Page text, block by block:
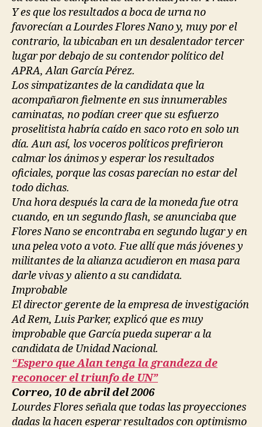
Y es que los resultados a boca de urna no
favorecían a Lourdes Flores Nano y, muy por el
contrario, la ubicaban en un desalentador tercer
lugar por debajo de su contendor político del
APRA, Alan García Pérez.
Los simpatizantes de la candidata que la
acompañaron fielmente en sus innumerables
caminatas, no podían creer que su esfuerzo
proselitista habría caído en saco roto en solo un
día. Aun así, los voceros políticos prefirieron
calmar los ánimos y esperar los resultados
oficiales, porque las cosas parecían no estar del
todo dichas.
Una hora después la cara de la moneda fue otra
cuando, en un segundo flash, se anunciaba que
Flores Nano se encontraba en segundo lugar y en
una pelea voto a voto. Fue allí que más jóvenes y
militantes de la alianza acudieron en masa para
darle vivas y aliento a su candidata.
Improbable
El director gerente de la empresa de investigación
Ad Rem, Luis Parker, explicó que es muy
improbable que García pueda superar a la
candidata de Unidad Nacional.
“Espero que Alan tenga la grandeza de
reconocer el triunfo de UN”
Correo, 10 de abril del 2006
Lourdes Flores señala que todas las proyecciones
dadas la hacen esperar resultados con optimismo